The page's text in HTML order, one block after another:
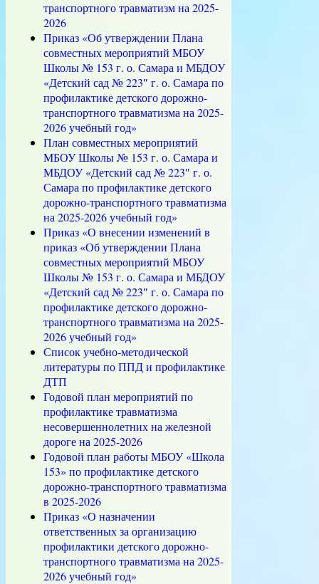
транспортного травматизм на 2025-
2026
Приказ «Об утверждении Плана
совместных мероприятий МБОУ
Школы № 153 г. о. Самара и МБДОУ
«Детский сад № 223″ г. о. Самара по
профилактике детского дорожно-
транспортного травматизма на 2025-
2026 учебный год»
План совместных мероприятий
МБОУ Школы № 153 г. о. Самара и
МБДОУ «Детский сад № 223″ г. о.
Самара по профилактике детского
дорожно-транспортного травматизма
на 2025-2026 учебный год»
Приказ «О внесении изменений в
приказ «Об утверждении Плана
совместных мероприятий МБОУ
Школы № 153 г. о. Самара и МБДОУ
«Детский сад № 223″ г. о. Самара по
профилактике детского дорожно-
транспортного травматизма на 2025-
2026 учебный год»
Список учебно-методической
литературы по ППД и профилактике
ДТП
Годовой план мероприятий по
профилактике травматизма
несовершеннолетних на железной
дороге на 2025-2026
Годовой план работы МБОУ «Школа
153» по профилактике детского
дорожно-транспортного травматизма
в 2025-2026
Приказ «О назначении
ответственных за организацию
профилактики детского дорожно-
транспортного травматизма на 2025-
2026 учебный год»